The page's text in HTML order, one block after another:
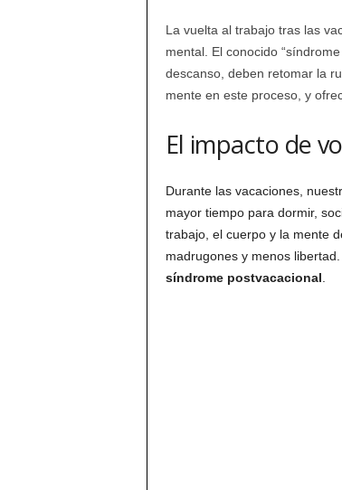
La vuelta al trabajo tras las
mental. El conocido
descanso, deben retomar la
mente en este proceso, y
El impacto de
Durante las vacaciones,
mayor tiempo para dormir,
trabajo, el cuerpo y la mente
madrugones y menos
síndrome postvacacional.